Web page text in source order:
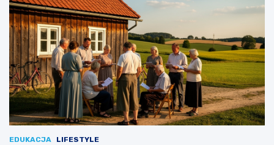
ś
c
i
o
w
e
?
EDUKACJA LIFESTYLE